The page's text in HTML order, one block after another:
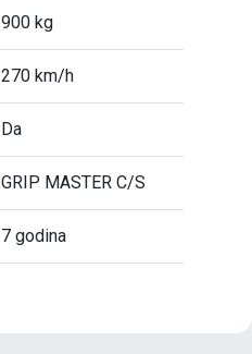
900 kg
270 km/h
Da
GRIP MASTER C/S
7 godina